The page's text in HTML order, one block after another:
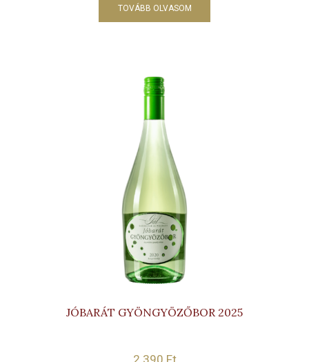
TOVÁBB OLVASOM
JÓBARÁT GYÖNGYÖZŐBOR 2025
2 390 Ft